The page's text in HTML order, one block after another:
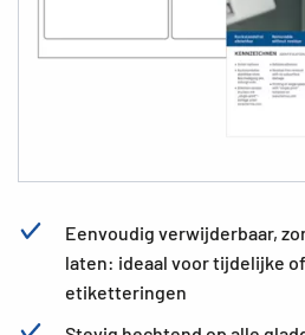
Eenvoudig verwijderbaar,
laten: ideaal voor tijdelijke
etiketteringen